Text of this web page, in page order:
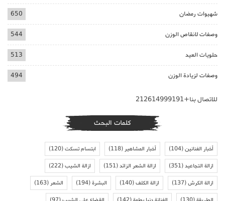
شهيوات رمضان 650
وصفات لانقاص الوزن 544
حلويات العيد 513
وصفات لزيادة الوزن 494
للاتصال بنا+212614999191
كلمات البحث
أخبار الفنانين(104) أخبار المشاهير(118) ابتسام تسكت(120)
ازالة التجاعيد(351) ازالة الشعر الزائد(151) ازالة الشيب(222)
ازالة الكرش(137) ازالة الكلف(140) البشرة(194) الشعر(163)